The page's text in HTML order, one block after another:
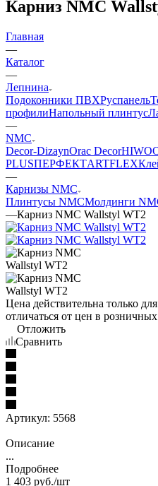
Карниз NMC
Главная
—
Каталог
—
Лепнина
Подоконники ПВХРуспанель
профилиНапольный плинтус
—
NMC
Decor-DizaynOrac Decor
PLUSПЕРФЕКТARTFLEX
—
Карнизы NMC
Плинтусы NMCМолдинги
—Карниз NMC Wallstyl WT2
Цена действительна только
отличаться от цен в
Отложить
Сравнить
Артикул: 5568
Описание
...
Подробнее
1 403 руб./шт